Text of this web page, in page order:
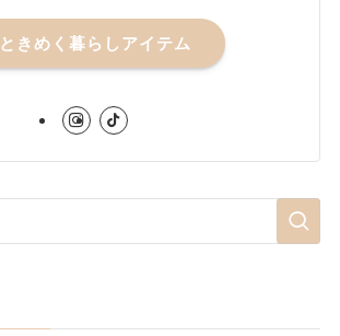
ときめく暮らしアイテム